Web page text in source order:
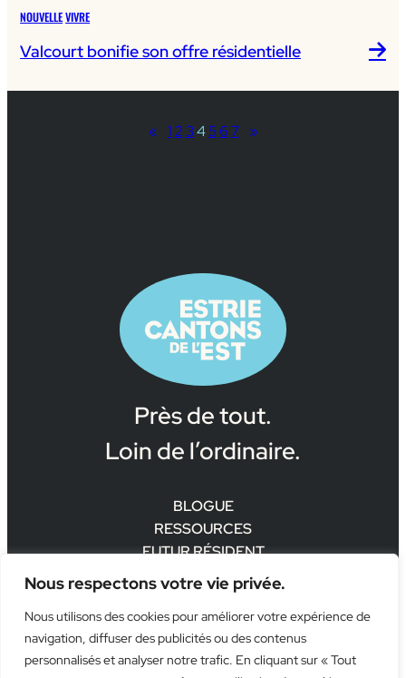
Nous respectons votre vie privée.
Nous utilisons des cookies pour améliorer votre expérience de
navigation, diffuser des publicités ou des contenus
personnalisés et analyser notre trafic. En cliquant sur « Tout
NOUVELLEVIVRE
Valcourt bonifie son offre résidentielle
« 12345 67 »
Près de tout.
Loin de l’ordinaire.
BLOGUE
RESSOURCES
FUTUR RÉSIDENT
Politique de confidentialité
  
Pour en savoir plus sur la stratégie d’attractivité de la région